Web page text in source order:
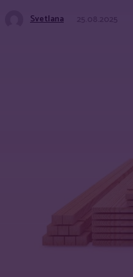
Svetlana